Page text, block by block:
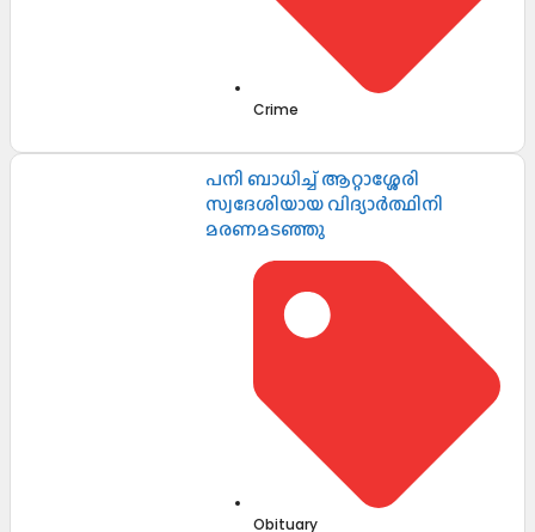
Crime
പനി ബാധിച്ച് ആറ്റാശ്ശേരി
സ്വദേശിയായ വിദ്യാർത്ഥിനി
മരണമടഞ്ഞു
Obituary